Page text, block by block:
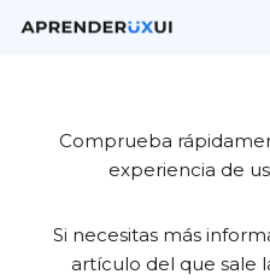
Comprueba
experiencia de
Si necesitas más
artículo del que sale